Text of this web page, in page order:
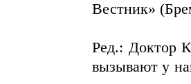
Вестник»
Ред.: Доктор
вызывают у